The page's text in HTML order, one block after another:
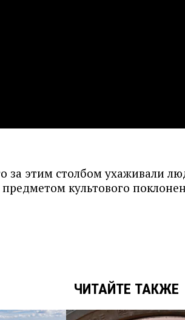
за этим столбом ухаживали
культового
ЧИТАЙТЕ ТАКЖЕ